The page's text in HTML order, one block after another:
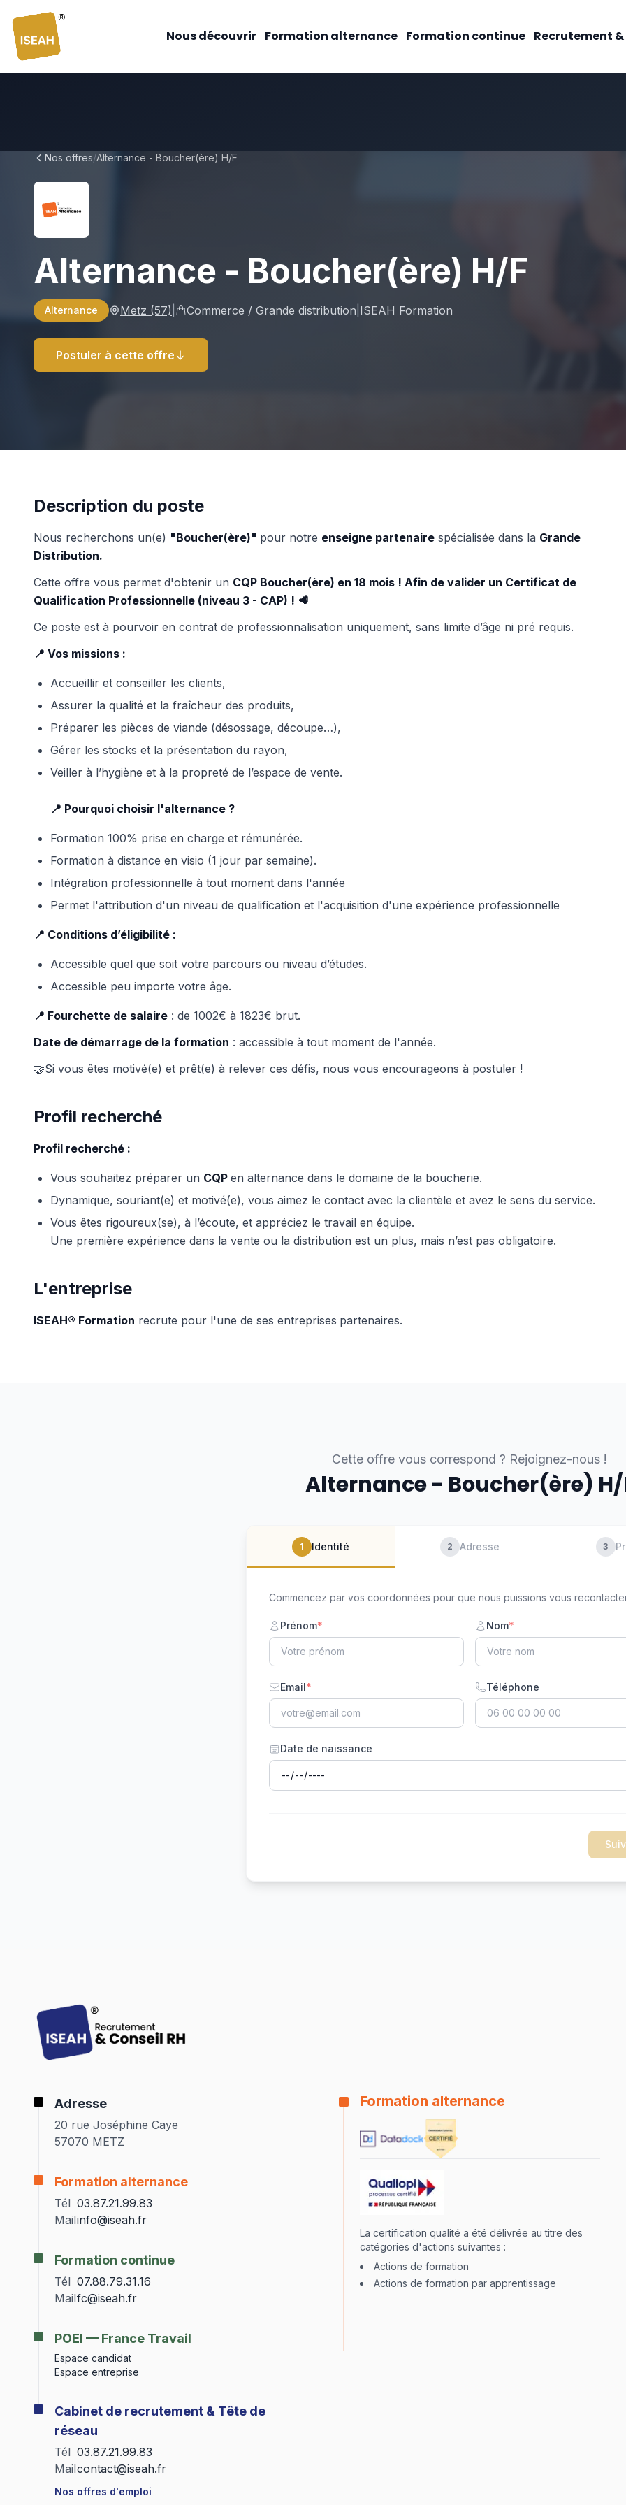
Nous découvrir Formation alternance Formation continue Recrutement &
Nos offres/Alternance - Boucher(ère) H/F
Alternance - Boucher(ère) H/F
Alternance Metz (57) Commerce / Grande distribution ISEAH Formation
Postuler à cette offre
Description du poste
Nous recherchons un(e) "Boucher(ère)" pour notre enseigne partenaire spécialisée dans la Grande
Distribution.
Cette offre vous permet d'obtenir un CQP Boucher(ère) en 18 mois ! Afin de valider un Certificat de
Qualification Professionnelle (niveau 3 - CAP) ! 🥩
Ce poste est à pourvoir en contrat de professionnalisation uniquement, sans limite d’âge ni pré requis.
📍 Vos missions :
Accueillir et conseiller les clients,
Assurer la qualité et la fraîcheur des produits,
Préparer les pièces de viande (désossage, découpe…),
Gérer les stocks et la présentation du rayon,
Veiller à l’hygiène et à la propreté de l’espace de vente.
📍 Pourquoi choisir l'alternance ?
Formation 100% prise en charge et rémunérée.
Formation à distance en visio (1 jour par semaine).
Intégration professionnelle à tout moment dans l'année
Permet l'attribution d'un niveau de qualification et l'acquisition d'une expérience professionnelle
📍 Conditions d’éligibilité :
Accessible quel que soit votre parcours ou niveau d’études.
Accessible peu importe votre âge.
📍 Fourchette de salaire : de 1002€ à 1823€ brut.
Date de démarrage de la formation : accessible à tout moment de l'année.
🤝Si vous êtes motivé(e) et prêt(e) à relever ces défis, nous vous encourageons à postuler !
Profil recherché
Profil recherché :
Vous souhaitez préparer un CQP en alternance dans le domaine de la boucherie.
Dynamique, souriant(e) et motivé(e), vous aimez le contact avec la clientèle et avez le sens du service.
Vous êtes rigoureux(se), à l’écoute, et appréciez le travail en équipe.
Une première expérience dans la vente ou la distribution est un plus, mais n’est pas obligatoire.
L'entreprise
ISEAH® Formation recrute pour l'une de ses entreprises partenaires.
Cette offre vous correspond ? Rejoignez-nous !
Alternance - Boucher(ère) H/
1 Identité 2 Adresse 3
Commencez par vos coordonnées pour que nous puissions vous
Prénom* Nom*
Email* Téléphone
Date de naissance
Adresse
20 rue Joséphine Caye
57070 METZ
Formation alternance
Tél 03.87.21.99.83
Mailinfo@iseah.fr
Formation continue
Tél 07.88.79.31.16
Mailfc@iseah.fr
POEI — France Travail
Espace candidat
Espace entreprise
Cabinet de recrutement & Tête de
réseau
Tél 03.87.21.99.83
Mailcontact@iseah.fr
Nos offres d'emploi
Formation alternance
La certification qualité a été délivrée au titre des
catégories d'actions suivantes :
Actions de formation
Actions de formation par apprentissage